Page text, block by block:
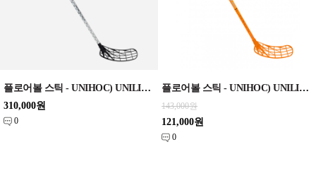
플로어볼 스틱 - UNIHOC) UNILITE CARBSKIN TI 29 silver Classic 96cm
310,000원
0
플로어볼 스틱 - UNIHOC) UNILITE SUPERSKIN MID 29 Orange 92cm
143,000원
121,000원
0